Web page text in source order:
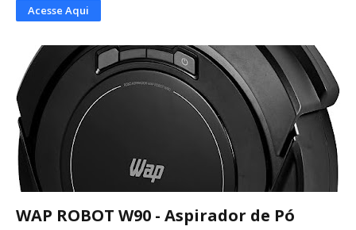
Acesse Aqui
WAP ROBOT W90 - Aspirador de Pó